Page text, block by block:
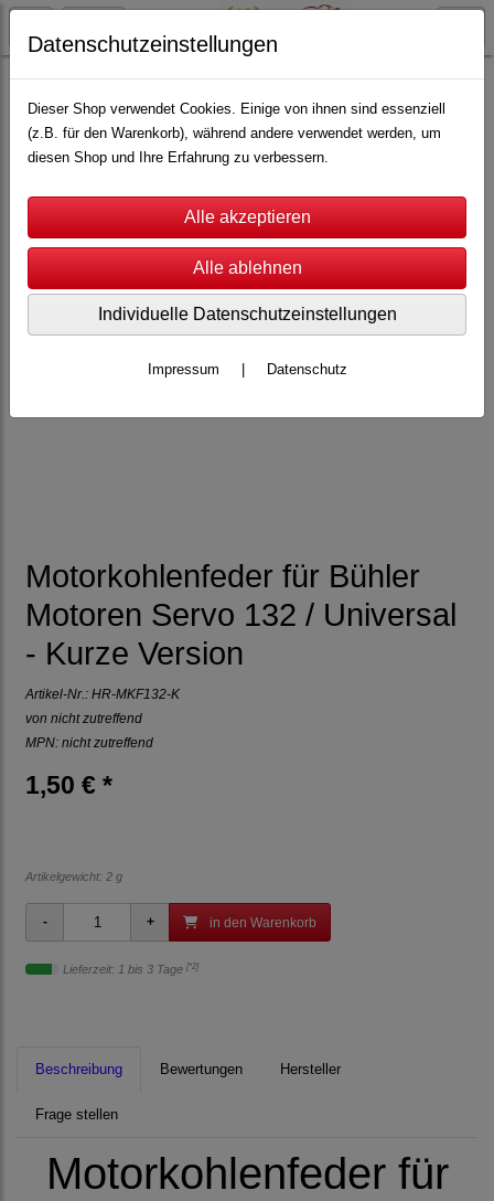
Carrera Carrera Universal Zubehör
Motorkohlenfeder für Bühler
Motoren Servo 132 / Universal
- Kurze Version
Artikel-Nr.: HR-MKF132-K
von nicht zutreffend
MPN: nicht zutreffend
1,50 € *
Artikelgewicht: 2 g
in den Warenkorb
Lieferzeit: 1 bis 3 Tage [*2]
Beschreibung Bewertungen Hersteller
Frage stellen
Motorkohlenfeder für
Datenschutzeinstellungen
Dieser Shop verwendet Cookies. Einige von ihnen sind essenziell
(z.B. für den Warenkorb), während andere verwendet werden, um
diesen Shop und Ihre Erfahrung zu verbessern.
Individuelle Datenschutzeinstellungen
Impressum Datenschutz